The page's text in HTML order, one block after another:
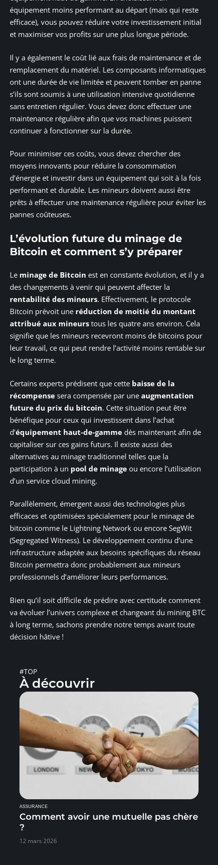
équipement moins performant au départ (mais qui reste
efficace), vous pouvez réduire votre investissement initial
et maximiser vos profits sur une plus longue période.
Il y a également le coût lié aux frais de maintenance et de
remplacement du matériel. Les composants informatiques
ont une durée de vie limitée et peuvent tomber en panne
s’ils sont soumis à une utilisation intensive quotidienne
sans entretien régulier. Vous devez donc effectuer une
maintenance régulière afin que vos machines puissent
continuer à fonctionner sur la durée.
Pour minimiser ces coûts, vous devez chercher des
moyens innovants pour réduire la consommation
d’énergie et investir dans un équipement qui soit à la fois
performant et durable. Les mineurs doivent aussi être
prêts à effectuer une maintenance régulière pour éviter les
pannes coûteuses.
L’évolution future du minage de
Bitcoin et comment s’y préparer
Le minage de Bitcoin est en constante évolution, et il y a
des changements à venir qui peuvent affecter la
rentabilité des mineurs. Effectivement, le protocole
Bitcoin prévoit une réduction de moitié du montant
attribué aux mineurs tous les quatre ans environ. Cela
signifie que les mineurs recevront moins de bitcoins pour
leur travail, ce qui peut rendre l’activité moins rentable sur
le long terme.
Certains experts prédisent que cette baisse de la
récompense sera compensée par une augmentation
future du prix du bitcoin. Cette situation peut être
bénéfique pour ceux qui investissent dans l’achat
d’équipement haut-de-gamme dès maintenant afin de
capitaliser sur ces gains futurs. Il existe aussi des
alternatives au minage traditionnel telles que la
participation à un pool de minage ou encore l’utilisation
d’un service cloud mining.
Parallèlement, émergent aussi des technologies plus
efficaces et optimisées spécialement pour le minage de
bitcoin comme le Lightning Network ou encore SegWit
(Segregated Witness). Le développement continu d’une
infrastructure adaptée aux besoins spécifiques du réseau
Bitcoin permettra donc probablement aux mineurs
professionnels d’améliorer leurs performances.
Bien qu’il soit difficile de prédire avec certitude comment
va évoluer l’univers complexe et changeant du mining BTC
à long terme, sachons prendre notre temps avant toute
décision hâtive !
#TOP
À découvrir
ASSURANCE
Comment avoir une mutuelle pas chère
?
12 mars 2026